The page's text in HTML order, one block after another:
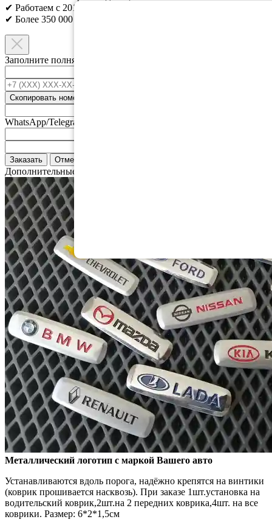
✔ Работаем с 2010г;
✔ Более 350 000 клиентов;​
Заполните полня ниже и мы свяжемся с вами.
Скопировать номер
WhatsApp/Telegram
Заказать Отмена
Дополнительные аксессуары:
Металлический логотип с маркой Вашего авто
Устанавливаются вдоль порога, надёжно крепятся на винтики
(коврик прошивается насквозь). При заказе 1шт.установка на
водительский коврик,2шт.на 2 передних коврика,4шт. на все
коврики. Размер: 6*2*1,5см